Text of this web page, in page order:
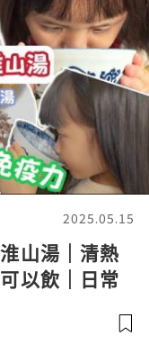
2025.05.15
山湯｜清熱
以飲｜日常